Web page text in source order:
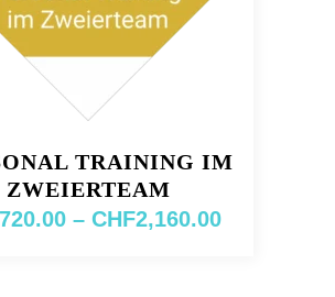
TRAINING IM
ZWEIERTEAM
720.00 – CHF2,160.00